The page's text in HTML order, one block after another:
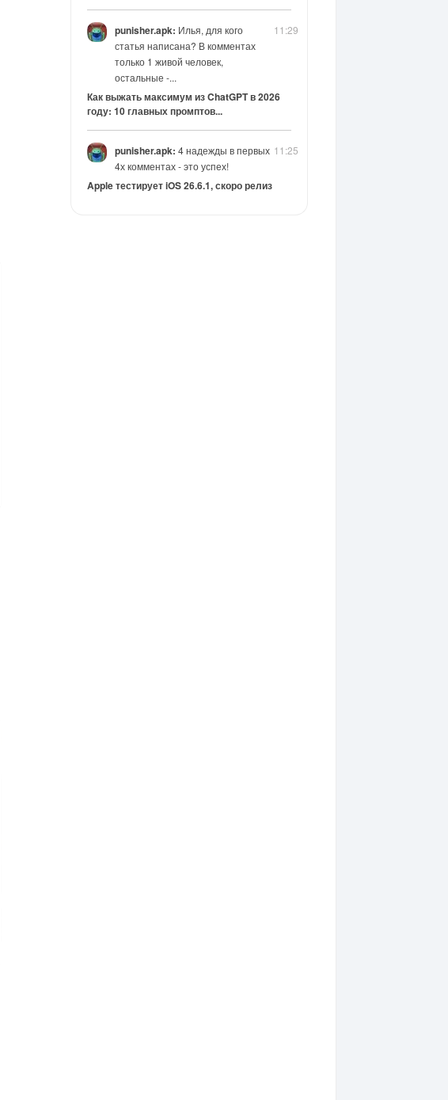
11:29
punisher.apk: Илья, для кого
статья написана? В комментах
только 1 живой человек,
остальные -...
Как выжать максимум из ChatGPT в 2026
году: 10 главных промптов...
11:25
punisher.apk: 4 надежды в первых
4х комментах - это успех!
Apple тестирует iOS 26.6.1, скоро релиз